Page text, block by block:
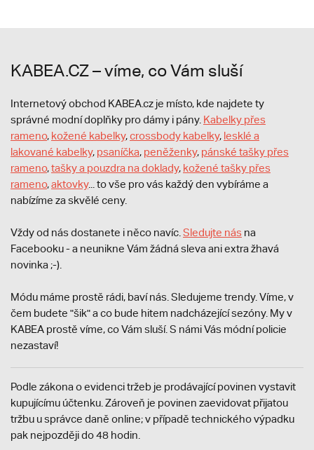
KABEA.CZ – víme, co Vám sluší
Internetový obchod KABEA.cz je místo, kde najdete ty
správné modní doplňky pro dámy i pány. Kabelky přes
rameno, kožené kabelky,crossbody kabelky, lesklé a
lakované kabelky, psaníčka, peněženky, pánské tašky přes
rameno,tašky a pouzdra na doklady, kožené tašky přes
rameno,aktovky... to vše pro vás každý den vybíráme a
nabízíme za skvělé ceny.
Vždy od nás dostanete i něco navíc. Sledujte nás na
Facebooku - a neunikne Vám žádná sleva ani extra žhavá
novinka ;-).
Módu máme prostě rádi, baví nás. Sledujeme trendy. Víme, v
čem budete "šik" a co bude hitem nadcházející sezóny. My v
KABEA prostě víme, co Vám sluší. S námi Vás módní policie
nezastaví!
Podle zákona o evidenci tržeb je prodávající povinen vystavit
kupujícímu účtenku. Zároveň je povinen zaevidovat přijatou
tržbu u správce daně online; v případě technického výpadku
pak nejpozději do 48 hodin.